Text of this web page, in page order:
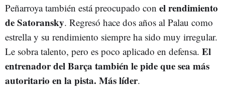
Peñarroya también está preocupado con el rendimiento
de Satoransky. Regresó hace dos años al Palau como
estrella y su rendimiento siempre ha sido muy irregular.
Le sobra talento, pero es poco aplicado en defensa. El
entrenador del Barça también le pide que sea más
autoritario en la pista. Más líder.